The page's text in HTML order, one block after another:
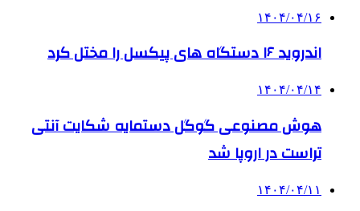
۱۴۰۴/۰۴/۱۶
اندروید ۱۶ دستگاه های پیکسل را مختل کرد
۱۴۰۴/۰۴/۱۴
هوش مصنوعی گوگل دستمایه شکایت آنتی
تراست در اروپا شد
۱۴۰۴/۰۴/۱۱